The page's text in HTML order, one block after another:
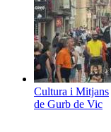
Cultura i Mitjans
de Gurb de Vic